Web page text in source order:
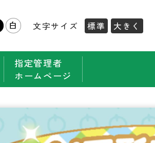
白 文字サイズ 標準 大きく
指定管理者
ホームページ